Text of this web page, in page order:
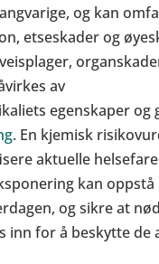
og kan
etseskader og
av
egenskaper og
. En kjemisk
aktuelle
kan oppstå
og sikre at
inn for å beskytte de